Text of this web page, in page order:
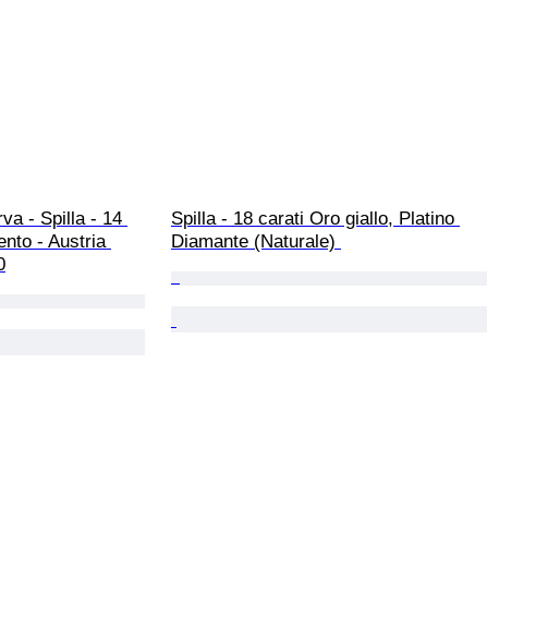
- Spilla - 14
- Austria
Spilla - 18 carati Oro giallo, Platino
Diamante (Naturale)